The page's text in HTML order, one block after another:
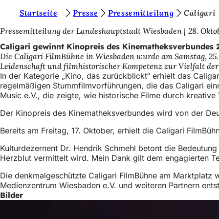
Inhalt anspringen
i
e
b
e
f
i
d
e
s
i
Startseite Presse Pressemitteilung
Caligari
Pressemitteilung der Landeshauptstadt Wiesbaden
28.
Caligari gewinnt Kinopreis des Kinematheksverbundes
Die Caligari FilmBühne in Wiesbaden wurde am Samstag,
Leidenschaft und filmhistorischer Kompetenz zur Vielfalt
In der Kategorie „Kino, das zurückblickt“ erhielt das
regelmäßigen Stummfilmvorführungen, die das Caligari
Music e.V., die zeigte, wie historische Filme durch
Der Kinopreis des Kinematheksverbundes wird von der
Bereits am Freitag, 17. Oktober, erhielt die Caligari
Kulturdezernent Dr. Hendrik Schmehl betont die
Herzblut vermittelt wird. Mein Dank gilt dem engagierten
Die denkmalgeschützte Caligari FilmBühne am Marktplatz
Medienzentrum Wiesbaden e.V. und weiteren Partnern
Bilder